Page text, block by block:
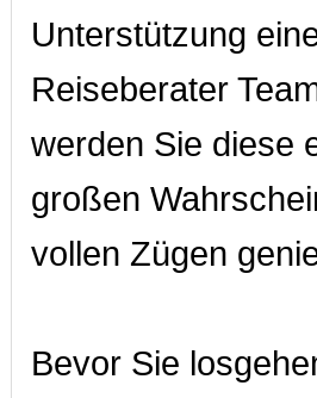
Unterstützung
Reiseberater
werden Sie diese
großen
vollen Zügen
Bevor Sie